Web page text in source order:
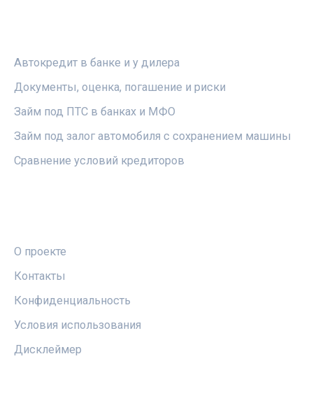
Автокредит в банке и у дилера
Документы, оценка, погашение и риски
Займ под ПТС в банках и МФО
Займ под залог автомобиля с сохранением машины
Сравнение условий кредиторов
О проекте
Контакты
Конфиденциальность
Условия использования
Дисклеймер